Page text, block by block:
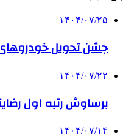
۱۴۰۴/۰۷/۲۵
جشن تحویل
۱۴۰۴/۰۷/۲۲
برساوش رتبه اول
۱۴۰۴/۰۷/۱۴